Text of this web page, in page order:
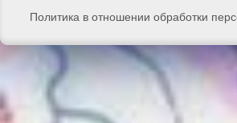
Политика в отношении обработки